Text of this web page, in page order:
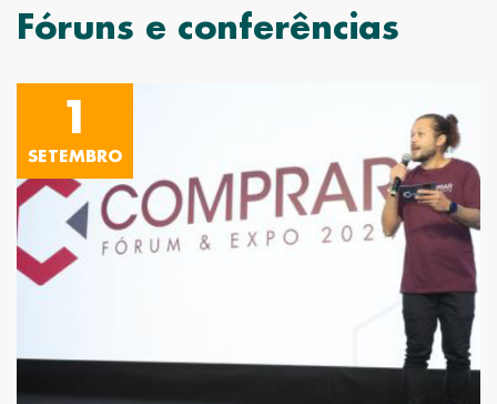
Fóruns e conferências
1
SETEMBRO